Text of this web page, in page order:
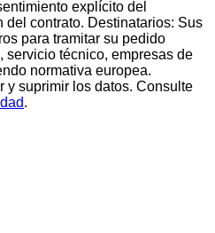
explícito del
del contrato. Destinatarios: Sus
para tramitar su pedido
servicio técnico, empresas de
normativa europea.
y suprimir los datos. Consulte
.